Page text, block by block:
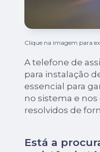
Clique na imagem para
A telefone de
para instalação
essencial para
no sistema e
resolvidos de
Está a